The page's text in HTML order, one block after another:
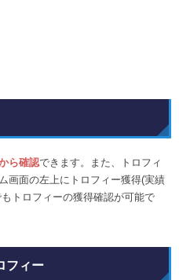
ら確認できます。また、トロフィ
画面の左上にトロフィー獲得(実績
トロフィーの獲得確認が可能で
フィー